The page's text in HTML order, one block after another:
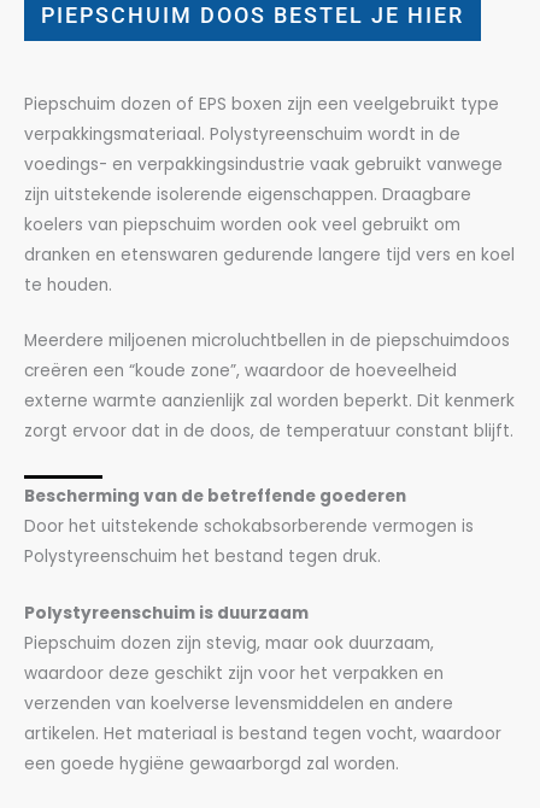
PIEPSCHUIM DOOS BESTEL JE HIER
Piepschuim dozen of EPS boxen zijn een veelgebruikt type
verpakkingsmateriaal. Polystyreenschuim wordt in de
voedings- en verpakkingsindustrie vaak gebruikt vanwege
zijn uitstekende isolerende eigenschappen. Draagbare
koelers van piepschuim worden ook veel gebruikt om
dranken en etenswaren gedurende langere tijd vers en koel
te houden.
Meerdere miljoenen microluchtbellen in de piepschuimdoos
creëren een “koude zone”, waardoor de hoeveelheid
externe warmte aanzienlijk zal worden beperkt. Dit kenmerk
zorgt ervoor dat in de doos, de temperatuur constant blijft.
Bescherming van de betreffende goederen
Door het uitstekende schokabsorberende vermogen is
Polystyreenschuim het bestand tegen druk.
Polystyreenschuim is duurzaam
Piepschuim dozen zijn stevig, maar ook duurzaam,
waardoor deze geschikt zijn voor het verpakken en
verzenden van koelverse levensmiddelen en andere
artikelen. Het materiaal is bestand tegen vocht, waardoor
een goede hygiëne gewaarborgd zal worden.